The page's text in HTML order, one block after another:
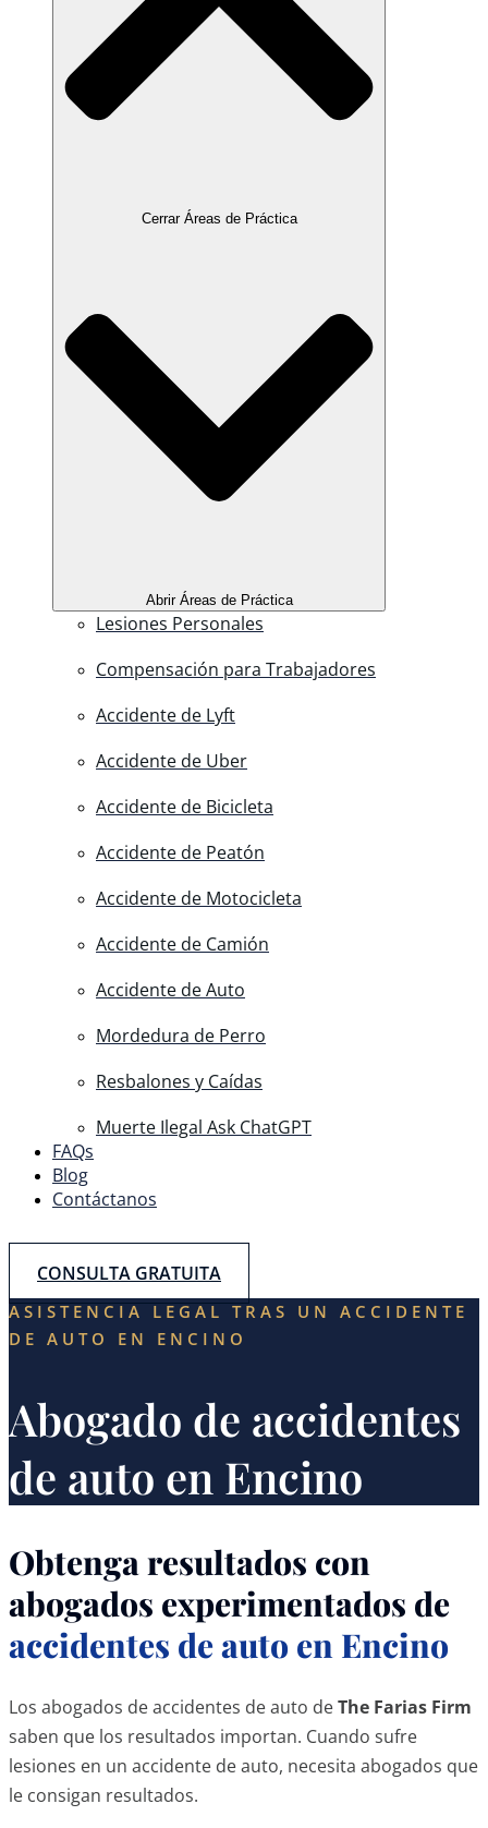
Cerrar Áreas de Práctica
Abrir Áreas de Práctica
Lesiones Personales
Compensación para Trabajadores
Accidente de Lyft
Accidente de Uber
Accidente de Bicicleta
Accidente de Peatón
Accidente de Motocicleta
Accidente de Camión
Accidente de Auto
Mordedura de Perro
Resbalones y Caídas
Muerte Ilegal Ask ChatGPT
FAQs
Blog
Contáctanos
CONSULTA GRATUITA
ASISTENCIA LEGAL TRAS UN ACCIDENTE
DE AUTO EN ENCINO
Abogado de accidentes
de auto en Encino
Obtenga resultados con
abogados experimentados de
accidentes de auto en Encino
Los abogados de accidentes de auto deThe Farias Firm
saben que los resultados importan. Cuando sufre
lesiones en un accidente de auto, necesita abogados que
le consigan resultados.